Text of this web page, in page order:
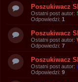
Poszukiwacz
Ostatni post autor:
Odpowiedzi: 1
Poszukiwacz
Ostatni post autor:
Odpowiedzi: 7
Poszukiwacz
Ostatni post autor:
Odpowiedzi: 9